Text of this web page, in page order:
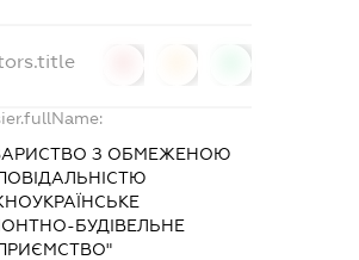
З ОБМЕЖЕНОЮ
БУДІВЕЛЬНЕ